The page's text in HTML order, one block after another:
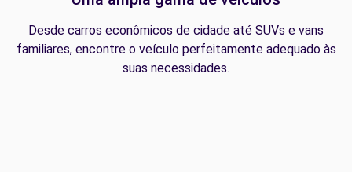
Desde carros econômicos de cidade até SUVs e vans
familiares, encontre o veículo perfeitamente adequado às
suas necessidades.